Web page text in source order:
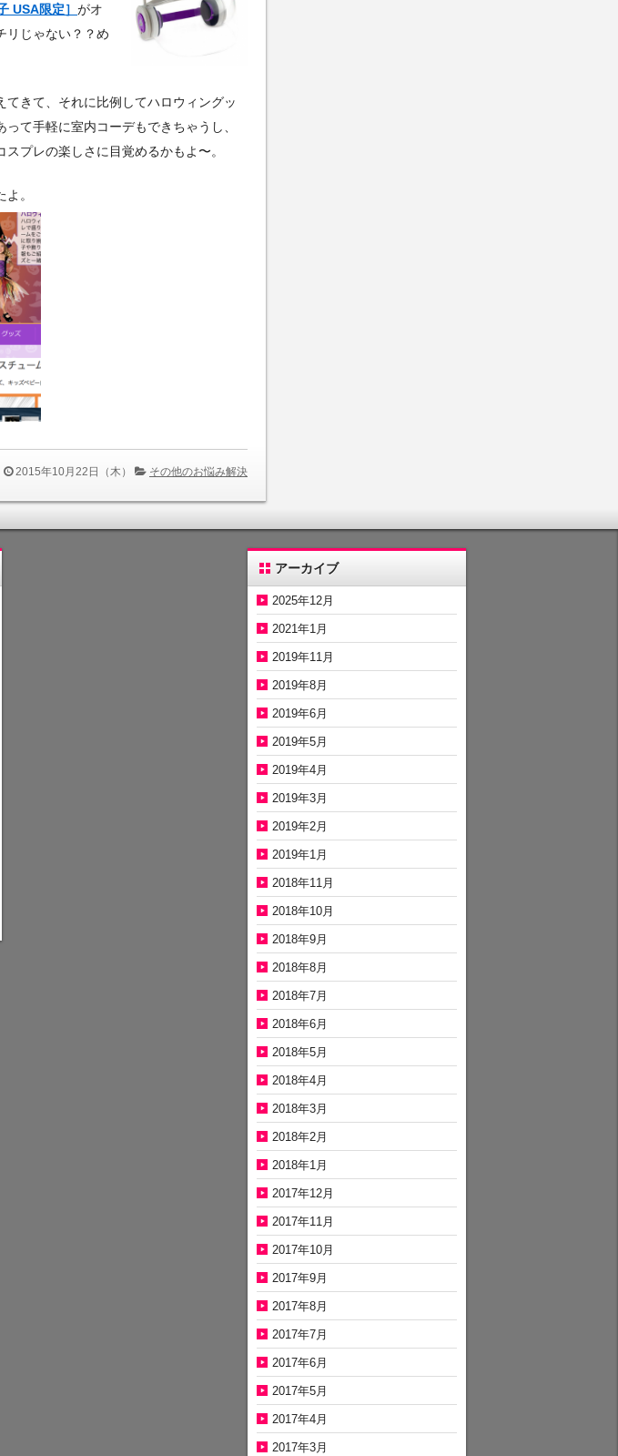
USA限定］ がオ
リじゃない？？め
きて、それに比例してハロウィングッ
て手軽に室内コーデもできちゃうし、
プレの楽しさに目覚めるかもよ〜。
。
2015年10月22日（木） その他のお悩み解決
アーカイブ
2025年12月
2021年1月
2019年11月
2019年8月
2019年6月
2019年5月
2019年4月
2019年3月
2019年2月
2019年1月
2018年11月
2018年10月
2018年9月
2018年8月
2018年7月
2018年6月
2018年5月
2018年4月
2018年3月
2018年2月
2018年1月
2017年12月
2017年11月
2017年10月
2017年9月
2017年8月
2017年7月
2017年6月
2017年5月
2017年4月
2017年3月